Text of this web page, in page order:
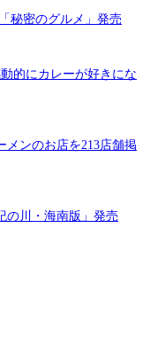
秘密のグルメ」発売
的にカレーが好きにな
メンのお店を213店舗掲
の川・海南版」発売